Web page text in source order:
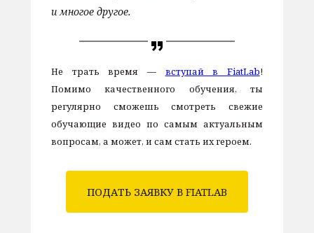
и многое другое.
Не трать время — вступай в FiatLab!
Помимо качественного обучения, ты
регулярно сможешь смотреть свежие
обучающие видео по самым актуальным
вопросам, а может, и сам стать их героем.
ПОДАТЬ ЗАЯВКУ В FIATLAB